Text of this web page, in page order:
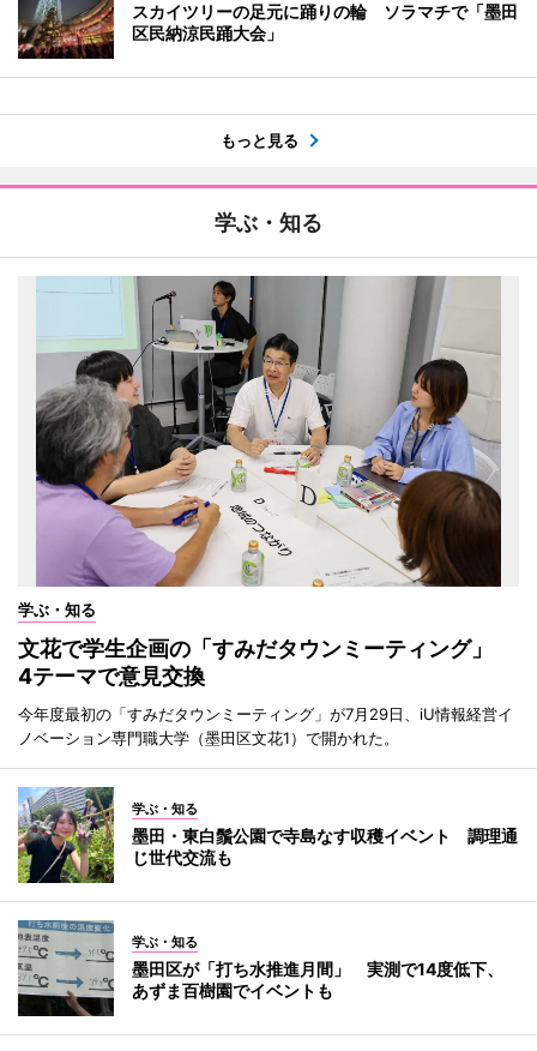
スカイツリーの足元に踊りの輪 ソラマチで「墨田
区民納涼民踊大会」
もっと見る
学ぶ・知る
学ぶ・知る
文花で学生企画の「すみだタウンミーティング」
4テーマで意見交換
今年度最初の「すみだタウンミーティング」が7月29日、iU情報経営イ
ノベーション専門職大学（墨田区文花1）で開かれた。
学ぶ・知る
墨田・東白鬚公園で寺島なす収穫イベント 調理通
じ世代交流も
学ぶ・知る
墨田区が「打ち水推進月間」 実測で14度低下、
あずま百樹園でイベントも